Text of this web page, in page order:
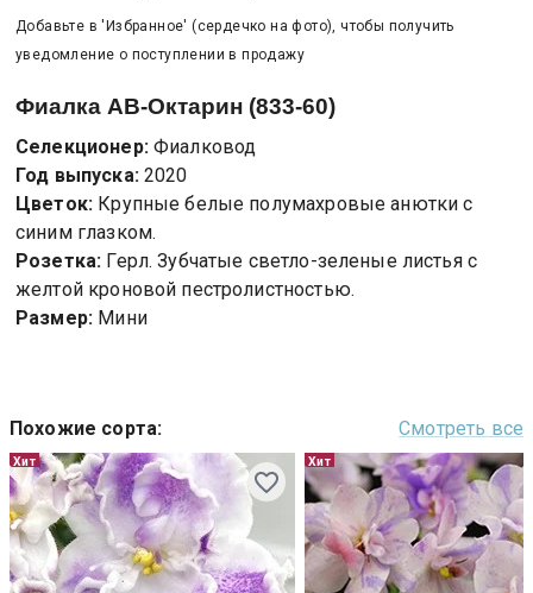
Добавьте в 'Избранное' (сердечко на фото), чтобы получить
уведомление о поступлении в продажу
Фиалка АВ-Октарин (833-60)
Селекционер: Фиалковод
Год выпуска: 2020
Цветок: Крупные белые полумахровые анютки с
синим глазком.
Розетка: Герл. Зубчатые светло-зеленые листья с
желтой кроновой пестролистностью.
Размер: Мини
Похожие сорта: Смотреть все
Хит Хит